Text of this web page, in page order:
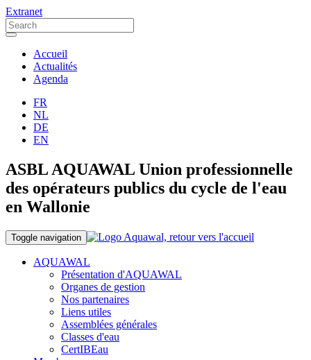
Extranet
Accueil
Actualités
Agenda
FR
NL
DE
EN
ASBL AQUAWAL Union professionnelle
des opérateurs publics du cycle de l'eau
en Wallonie
Toggle navigation
AQUAWAL
Présentation d'AQUAWAL
Organes de gestion
Nos partenaires
Liens utiles
Assemblées générales
Classes d'eau
CertIBEau